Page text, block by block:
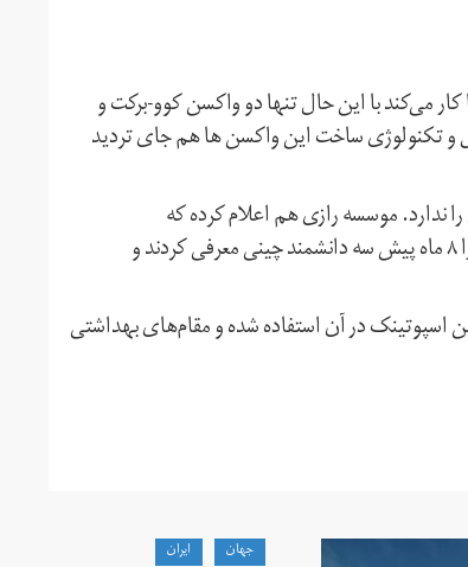
داخلی واکسن کرونا کار می‌کند با این حال تنها دو واکسن کوو-برکت و
و تکنولوژی ساخت این واکسن ها هم جای تردید
موسسه رازی هم اعلام کرده که
تکنولوژی‌اش بر اساس سلول‌های بنیادیست حال آن که این تکنولوژی را ۸ ماە پیش سە دانشمند چینی معرفی کردند و
در آن استفاده شده و مقام‌های بهداشتی
جهان ايران